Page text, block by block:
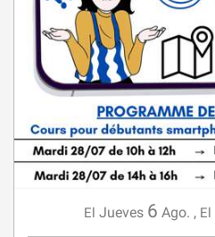
El Jueves 6 Ago. , El